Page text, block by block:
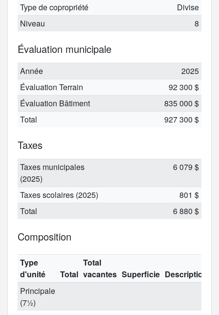
Type de copropriété
Divise
Niveau
8
Évaluation municipale
Année
2025
Évaluation Terrain
92 300 $
Évaluation Bâtiment
835 000 $
Total
927 300 $
Taxes
Taxes municipales
(2025)
6 079 $
Taxes scolaires (2025)
801 $
Total
6 880 $
Composition
Type
d'unité
Total
Total
vacantes Superficie Description
Principale
(7½)